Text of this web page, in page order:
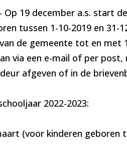
Op 19 december a.s. start
tussen 1-10-2019 en 31-
de gemeente tot en met
via een e-mail of per
afgeven of in de
2022-2023:
(voor kinderen geboren